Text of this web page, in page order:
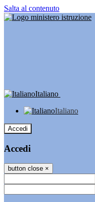
Salta al contenuto
Italiano
Italiano
Accedi
Accedi
button close ×